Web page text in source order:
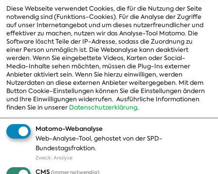
Vorsitzender
Vorstand
Arbeitsgruppen
Ausschussvorsitzende
Beauftragte
Landesgruppen
Organisation
Themen Presse
Diese Webseite verwendet Cookies, die für die Nutzung der Seite
notwendig sind (Funktions-Cookies). Für die Analyse der Zugriffe
auf unser Internetangebot und um dieses nutzerfreundlicher und
effektiver zu machen, nutzen wir das Analyse-Tool Matomo. Die
Software löscht Teile der IP-Adresse, sodass die Zuordnung zu
einer Person unmöglich ist. Die Webanalyse kann deaktiviert
werden. Wenn Sie eingebettete Videos, Karten oder Social-
Media-Inhalte sehen möchten, müssen die Plug-Ins externer
Anbieter aktiviert sein. Wenn Sie hierzu einwilligen, werden
Nutzerdaten an diese externen Anbieter weitergegeben. Mit dem
Button Cookie-Einstellungen können Sie die Einstellungen ändern
und Ihre Einwilligungen widerrufen. Ausführliche Informationen
finden Sie in unserer Datenschutzerklärung.
Matomo-Webanalyse
Web-Analyse-Tool, gehostet von der SPD-
Bundestagsfraktion.
Zweck: Analyse
CMS (immer notwendig)